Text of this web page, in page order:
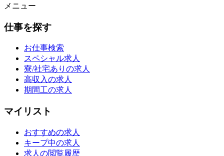
メニュー
仕事を探す
お仕事検索
スペシャル求人
寮/社宅ありの求人
高収入の求人
期間工の求人
マイリスト
おすすめの求人
キープ中の求人
求人の閲覧履歴